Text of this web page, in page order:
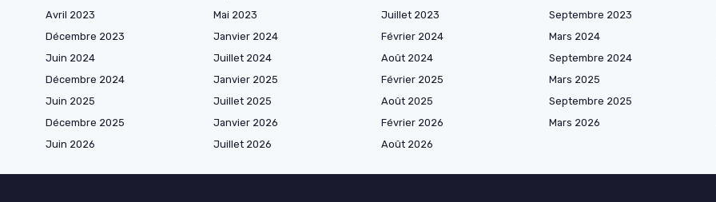
Avril 2023
Mai 2023 Juillet 2023 Septembre 2023
Décembre 2023
Janvier 2024 Février 2024 Mars 2024
Juin 2024
Juillet 2024 Août 2024 Septembre 2024
Décembre 2024
Janvier 2025 Février 2025 Mars 2025
Juin 2025
Juillet 2025 Août 2025 Septembre 2025
Décembre 2025
Janvier 2026 Février 2026 Mars 2026
Juin 2026
Juillet 2026 Août 2026